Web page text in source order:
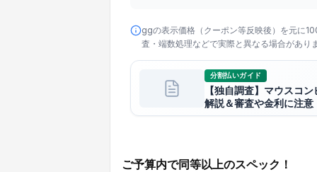
ggの表示価格（クーポン等反映後）を元に
査・端数処理などで実際と異なる場合があり
分割払いガイド
【独自調査】マウスコ
解説＆審査や金利に注意
ご予算内で同等以上のスペック！